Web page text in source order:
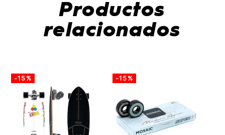
Productos
relacionados
-15% -15%